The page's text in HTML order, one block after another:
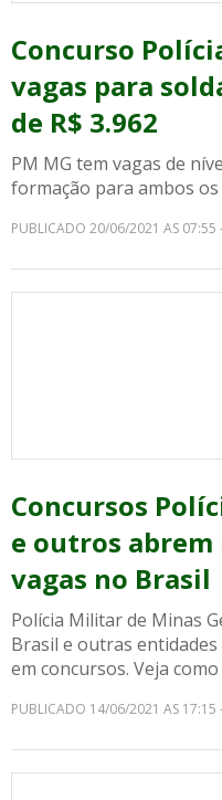
Concurso
vagas para
de R$ 3.962
PM MG tem vagas de
formação para ambos os
PUBLICADO 20/06/2021 AS 07:55
Concursos
e outros abrem
vagas no Brasil
Polícia Militar de Minas
Brasil e outras
em concursos. Veja
PUBLICADO 14/06/2021 AS 17:15